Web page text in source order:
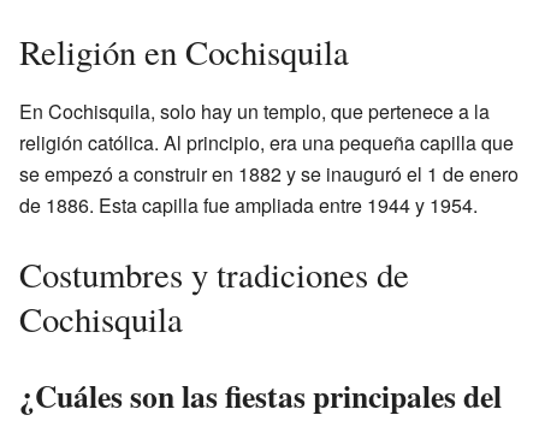
Religión en Cochisquila
En Cochisquila, solo hay un templo, que pertenece a la
religión católica. Al principio, era una pequeña capilla que
se empezó a construir en 1882 y se inauguró el 1 de enero
de 1886. Esta capilla fue ampliada entre 1944 y 1954.
Costumbres y tradiciones de
Cochisquila
¿Cuáles son las fiestas principales del